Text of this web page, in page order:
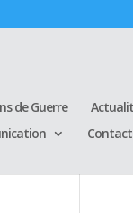
de Guerre
Contact